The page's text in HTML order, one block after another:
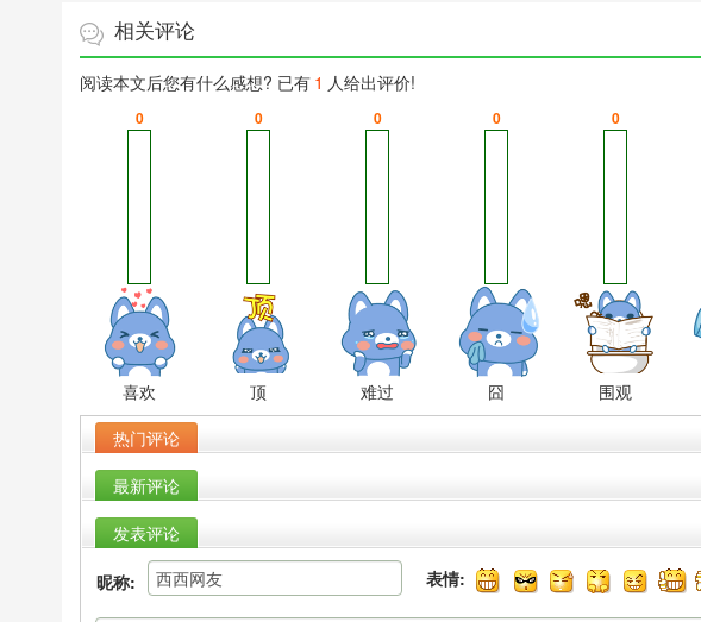
相关评论
阅读本文后您有什么感想? 已有 1 人给出评价!
0
喜欢
0
顶
0
难过
0
囧
0
围观
热门评论
最新评论
发表评论
昵称: 表情: